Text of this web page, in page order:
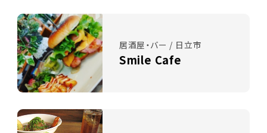
居酒屋・バー / 日立市
Smile Cafe